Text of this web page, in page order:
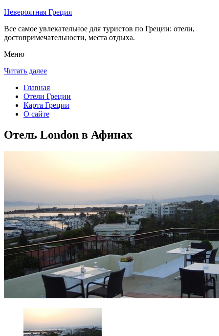
Невероятная Греция
Все самое увлекательное для туристов по Греции: отели,
достопримечательности, места отдыха.
Меню
Читать далее
Главная
Отели Греции
Карта Греции
О сайте
Отель London в Афинах